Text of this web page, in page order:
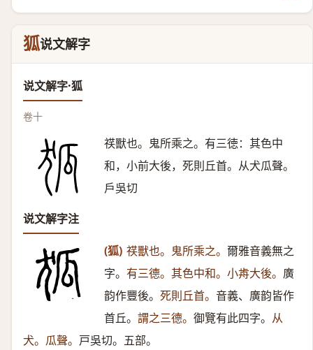
狐说文解字
说文解字·狐
卷十
䄏獸也。鬼所乘之。有三徳：其色中
和，小前大後，死則丘首。从犬瓜聲。
戶吳切
说文解字注
(狐) 䄏獸也。鬼所乘之。 爾雅音義無之
字。 有三德。其色中和。小歬大後。 廣
韵作豐後。 死則丘首。 音義、廣韵皆作
首丘。 謂之三德。 御覽有此四字。 从
犬。瓜聲。 戸吳切。五部。